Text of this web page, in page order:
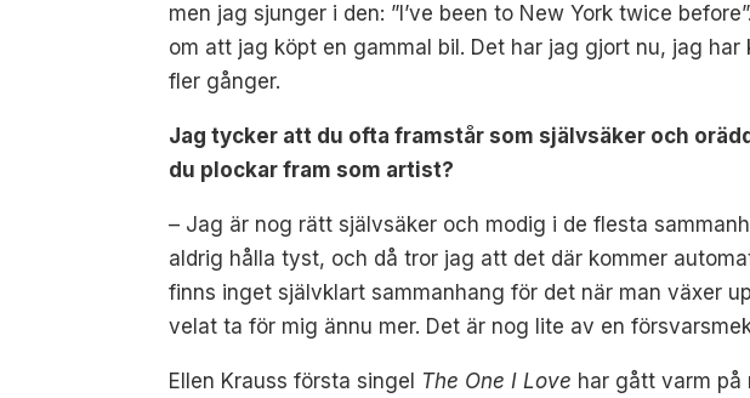
men jag sjunger i den: ”I’ve been to New York twice
om att jag köpt en gammal bil. Det har jag gjort nu, jag
fler gånger.
Jag tycker att du ofta framstår som självsäker och
du plockar fram som artist?
– Jag är nog rätt självsäker och modig i de flesta
aldrig hålla tyst, och då tror jag att det där kommer
finns inget självklart sammanhang för det när man växer
velat ta för mig ännu mer. Det är nog lite av en
Ellen Krauss första singel The One I Love har gått varm på